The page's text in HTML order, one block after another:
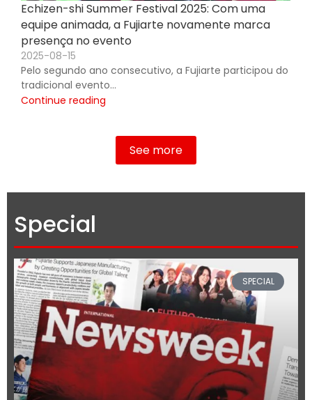
Echizen-shi Summer Festival 2025: Com uma
equipe animada, a Fujiarte novamente marca
presença no evento
2025-08-15
Pelo segundo ano consecutivo, a Fujiarte participou do
tradicional evento…
Continue reading
See more
Special
SPECIAL